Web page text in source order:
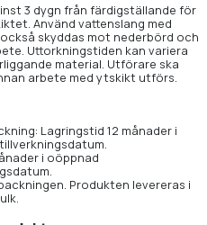
3 dygn från färdigställande för
Använd vattenslang med
skyddas mot nederbörd och
Uttorkningstiden kan variera
material. Utförare ska
arbete med ytskikt utförs.
Lagringstid 12 månader i
i oöppnad
Produkten levereras i